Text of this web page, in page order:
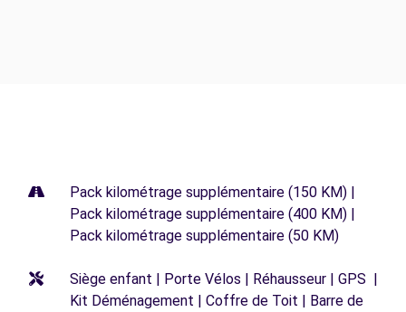
Pack kilométrage supplémentaire (150 KM) |
Pack kilométrage supplémentaire (400 KM) |
Pack kilométrage supplémentaire (50 KM)
Siège enfant | Porte Vélos | Réhausseur | GPS |
Kit Déménagement | Coffre de Toit | Barre de